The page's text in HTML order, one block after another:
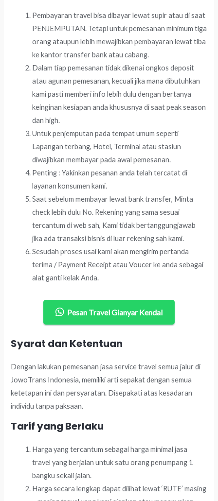
Pembayaran travel bisa dibayar lewat supir atau di saat
PENJEMPUTAN. Tetapi untuk pemesanan minimum tiga
orang ataupun lebih mewajibkan pembayaran lewat tiba
ke kantor transfer bank atau cabang.
Dalam tiap pemesanan tidak dikenai ongkos deposit
atau agunan pemesanan, kecuali jika mana dibutuhkan
kami pasti memberi info lebih dulu dengan bertanya
keinginan kesiapan anda khususnya di saat peak season
dan high.
Untuk penjemputan pada tempat umum seperti
Lapangan terbang, Hotel, Terminal atau stasiun
diwajibkan membayar pada awal pemesanan.
Penting : Yakinkan pesanan anda telah tercatat di
layanan konsumen kami.
Saat sebelum membayar lewat bank transfer, Minta
check lebih dulu No. Rekening yang sama sesuai
tercantum di web sah, Kami tidak bertanggungjawab
jika ada transaksi bisnis di luar rekening sah kami.
Sesudah proses usai kami akan mengirim pertanda
terima / Payment Receipt atau Voucer ke anda sebagai
alat ganti kelak Anda.
Pesan Travel Gianyar Kendal
Syarat dan Ketentuan
Dengan lakukan pemesanan jasa service travel semua jalur di
JowoTrans Indonesia, memiliki arti sepakat dengan semua
ketetapan ini dan persyaratan. Disepakati atas kesadaran
individu tanpa paksaan.
Tarif yang Berlaku
Harga yang tercantum sebagai harga minimal jasa
travel yang berjalan untuk satu orang penumpang 1
bangku sekali jalan.
Harga secara lengkap dapat dilihat lewat ‘RUTE’ masing